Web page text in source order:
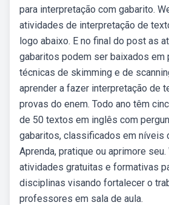
para interpretação com gabarito.
atividades de interpretação de
logo abaixo. E no final do post as
gabaritos podem ser baixados em
técnicas de skimming e de
aprender a fazer interpretação de
provas do enem. Todo ano têm
de 50 textos em inglês com
gabaritos, classificados em níveis
Aprenda, pratique ou aprimore
atividades gratuitas e formativas
disciplinas visando fortalecer o
professores em sala de aula.